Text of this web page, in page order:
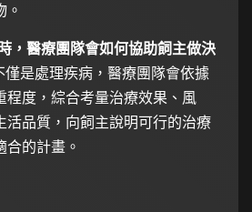
。
，醫療團隊會如何協助飼主做決
僅是處理疾病，醫療團隊會依據
程度，綜合考量治療效果、風
活品質，向飼主說明可行的治療
合的計畫。